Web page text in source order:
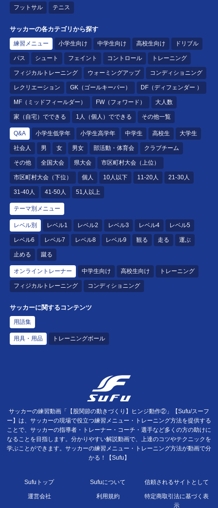
フットサル テニス
サッカーの各カテゴリから探す
練習メニュー 小学生向け 中学生向け 高校生向け ドリブル
パス シュート フェイント コントロール トレーニング
フィジカルトレーニング ウォーミングアップ コンディショニング
レクリエーション GK（ゴールキーパー） DF（ディフェンダー ）
MF（ミッドフィールダー） FW（フォワード） 大人数
家（自宅）でできる 1人（個人）でできる その他一覧
Q&A 小学生低学年 小学生高学年 中学生 高校生 大学生
社会人 男 女 男女 部活動・体育会 クラブチーム
その他 全国大会 県大会 市区町村大会（上位）
市区町村大会（下位） 個人 10人以下 11-20人 21-30人
31-40人 41-50人 51人以上
テーマ別メニュー
レベル別 レベル1 レベル2 レベル3 レベル4 レベル5
レベル6 レベル7 レベル8 レベル9 観る 走る 運ぶ
止める 蹴る
オンライントレーナー 中学生向け 高校生向け トレーニング
フィジカルトレーニング コンディショニング
サッカーに関するコンテンツ
用語集
用具・用品 トレーニングボール
サッカーの練習動画「【股関節の動きづくり】ヒンジ動作②」【Sufu/スーフ
ー】は、サッカーの現場で役立つ練習メニュー・トレーニング方法を提供する
ことで、サッカーの指導者・トレーナー・コーチ・選手など多くの方の助けに
なることを目指します。分かりやすい解説動画で、上達のコツやテクニックを
学ぶことができます。サッカーの練習メニュー・トレーニング方法が動画で分
かる！【Sufu】
Sufuトップ Sufuについて 信頼されるサイトとして
運営会社 利用規約
特定商取引法に基づく表
示